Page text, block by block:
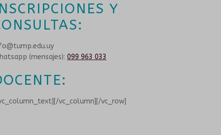
Y
(mensajes): 099 963 033
vc_column][/vc_row]